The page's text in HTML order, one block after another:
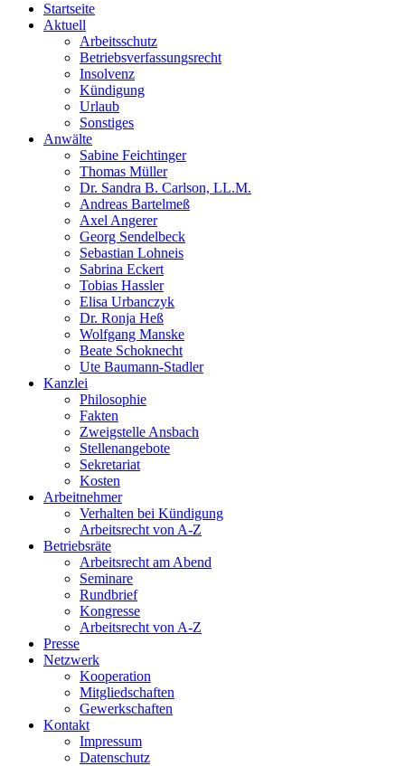
Startseite
Aktuell
Arbeitsschutz
Betriebsverfassungsrecht
Insolvenz
Kündigung
Urlaub
Sonstiges
Anwälte
Sabine Feichtinger
Thomas Müller
Dr. Sandra B. Carlson, LL.M.
Andreas Bartelmeß
Axel Angerer
Georg Sendelbeck
Sebastian Lohneis
Sabrina Eckert
Tobias Hassler
Elisa Urbanczyk
Dr. Ronja Heß
Wolfgang Manske
Beate Schoknecht
Ute Baumann-Stadler
Kanzlei
Philosophie
Fakten
Zweigstelle Ansbach
Stellenangebote
Sekretariat
Kosten
Arbeitnehmer
Verhalten bei Kündigung
Arbeitsrecht von A-Z
Betriebsräte
Arbeitsrecht am Abend
Seminare
Rundbrief
Kongresse
Arbeitsrecht von A-Z
Presse
Netzwerk
Kooperation
Mitgliedschaften
Gewerkschaften
Kontakt
Impressum
Datenschutz